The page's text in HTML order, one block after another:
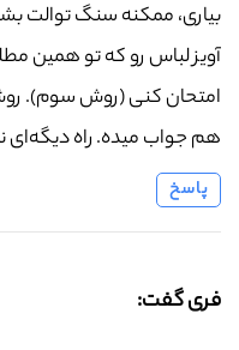
بیاری، ممکنه سنگ توالت
آویز لباس رو که تو همین
امتحان کنی (روش سوم).
هم جواب میده. راه دیگه‌ای
پاسخ
فری گفت: